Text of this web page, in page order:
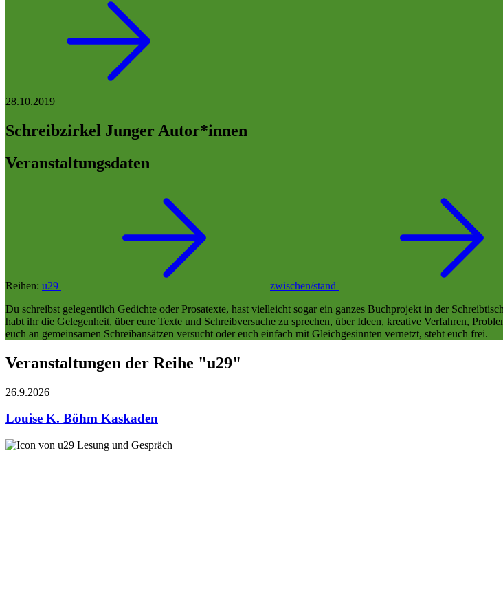
28.10.2019
Schreibzirkel Junger Autor*innen
Veranstaltungsdaten
Reihen: u29
zwischen/stand
Du schreibst gelegentlich Gedichte oder Prosatexte, hast vielleicht sogar ein ganzes Buchprojekt in der
habt ihr die Gelegenheit, über eure Texte und Schreibversuche zu sprechen, über Ideen, kreative Verfahren,
euch an gemeinsamen Schreibansätzen versucht oder euch einfach mit Gleichgesinnten vernetzt, steht euch frei.
Veranstaltungen der Reihe "u29"
26.9.2026
Louise K. Böhm Kaskaden
Lesung und Gespräch